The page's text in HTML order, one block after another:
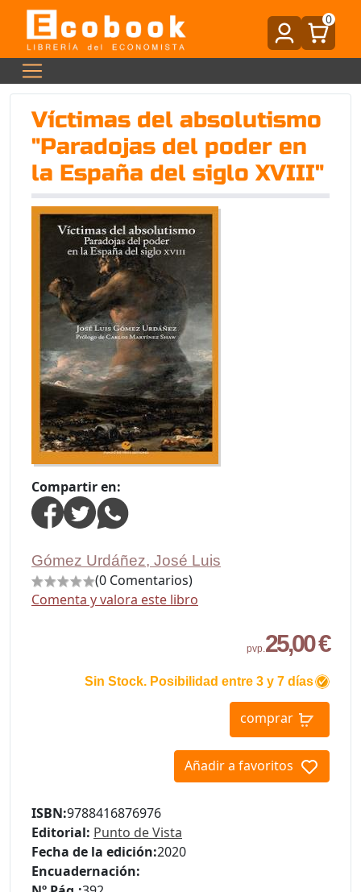
0
Víctimas del absolutismo
"Paradojas del poder en
la España del siglo XVIII"
Compartir en:
Gómez Urdáñez, José Luis
(0 Comentarios)
Comenta y valora este libro
pvp.25,00 €
Sin Stock. Posibilidad entre 3 y 7 días
comprar
Añadir a favoritos
ISBN:9788416876976
Editorial: Punto de Vista
Fecha de la edición:2020
Encuadernación: